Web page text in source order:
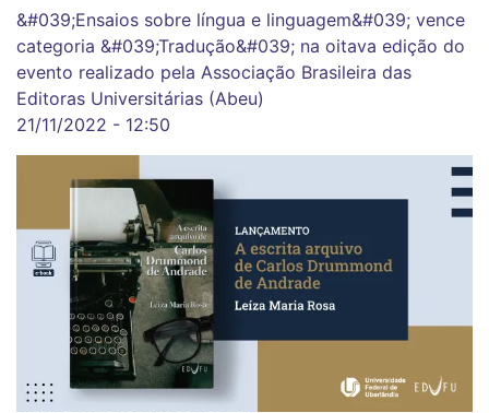
&#039;Ensaios sobre língua e linguagem&#039; vence
categoria &#039;Tradução&#039; na oitava edição do
evento realizado pela Associação Brasileira das
Editoras Universitárias (Abeu)
21/11/2022 - 12:50